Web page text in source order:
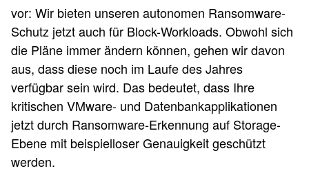
vor: Wir bieten unseren autonomen Ransomware-
Schutz jetzt auch für Block-Workloads. Obwohl sich
die Pläne immer ändern können, gehen wir davon
aus, dass diese noch im Laufe des Jahres
verfügbar sein wird. Das bedeutet, dass Ihre
kritischen VMware- und Datenbankapplikationen
jetzt durch Ransomware-Erkennung auf Storage-
Ebene mit beispielloser Genauigkeit geschützt
werden.